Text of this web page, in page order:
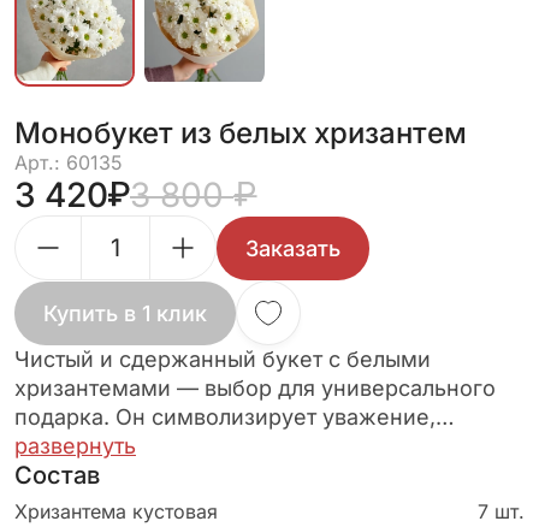
Монобукет из белых хризантем
Арт.: 60135
3 420 3 800
Заказать
Купить в 1 клик
Чистый и сдержанный букет с белыми
хризантемами — выбор для универсального
подарка. Он символизирует уважение,
искренность и заботу. Подходит для любого
повода: от благодарности до делового
поздравления.
развернуть
Состав
Хризантема кустовая 7 шт.